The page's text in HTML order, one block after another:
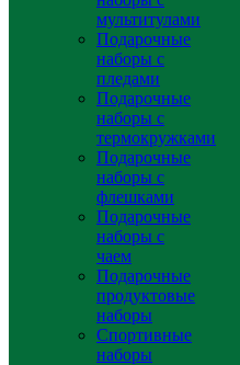
мультитулами
Подарочные
наборы с
пледами
Подарочные
наборы с
термокружками
Подарочные
наборы с
флешками
Подарочные
наборы с
чаем
Подарочные
продуктовые
наборы
Спортивные
наборы